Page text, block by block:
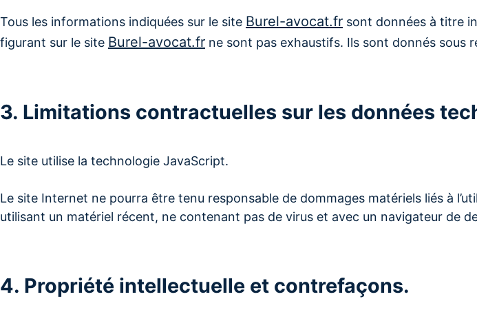
Tous les informations indiquées sur le site Burel-avocat.fr sont données à titre
figurant sur le site Burel-avocat.fr ne sont pas exhaustifs. Ils sont donnés sous
3. Limitations contractuelles sur les données
Le site utilise la technologie JavaScript.
Le site Internet ne pourra être tenu responsable de dommages matériels liés à
utilisant un matériel récent, ne contenant pas de virus et avec un navigateur de
4. Propriété intellectuelle et contrefaçons.